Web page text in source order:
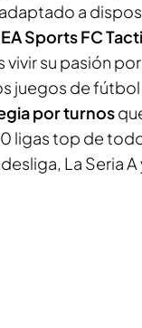
a
EA Sports FC
su pasión
juegos de fútbol
por turnos
ligas top de
La Seria A